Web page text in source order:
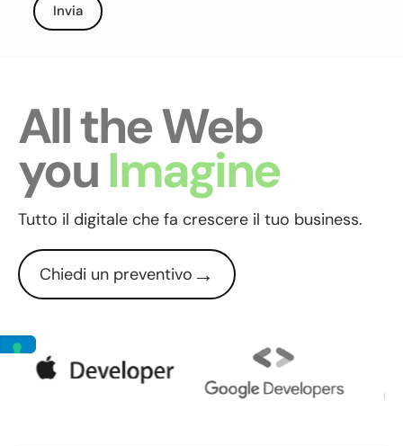
All the Web
youImagine
Tutto il digitale che fa crescere il tuo business.
Chiedi un preventivo →